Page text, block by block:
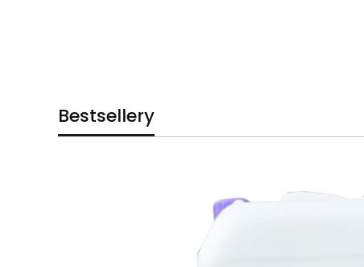
Bestsellery